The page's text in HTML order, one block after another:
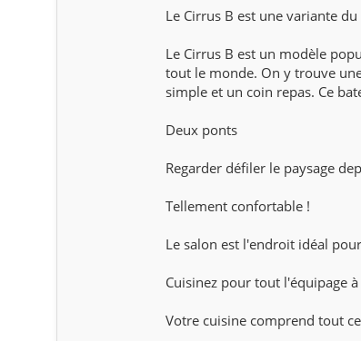
Le Cirrus B est une variante
Le Cirrus B est un modèle
tout le monde. On y trouve
simple et un coin repas. Ce
Deux ponts
Regarder défiler le paysage
Tellement confortable !
Le salon est l'endroit idéal
Cuisinez pour tout l'équipage
Votre cuisine comprend tout